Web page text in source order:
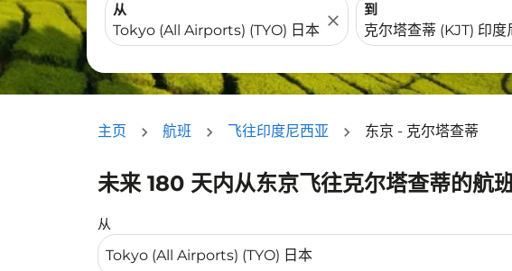
从
close
到
主页 航班 飞往印度尼西亚 东京 - 克尔塔查蒂
未来 180 天内从东京飞往克尔塔查蒂的航
从
没有符合您的筛选条件的机票。请调整您的筛选条件。